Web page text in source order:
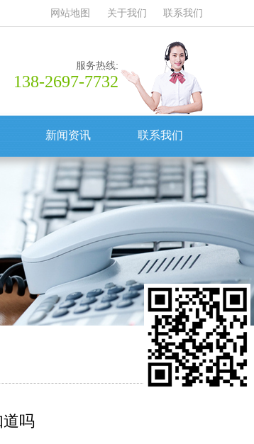
网站地图 关于我们 联系我们
服务热线:
138-2697-7732
新闻资讯 联系我们
吗